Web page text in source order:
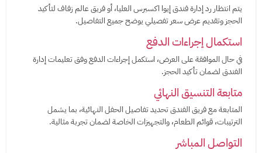
يتم انتظار رد إدارة فندق إيوا اكسبرس العليا، أو فريق عالم زفاف لتأكيد
الحجز وتقديم عرض سعر تفصيلي يوضح جميع التفاصيل.
استكمال إجراءات الدفع
في حال الموافقة على العرض، استكمل إجراءات الدفع وفق تعليمات إدارة
الفندق لضمان تأكيد الحجز.
متابعة التنسيق النهائي
المتابعة مع فريق الفندق تحديد تفاصيل الحفل النهائية، بما يشمل
الترتيبات، قوائم الطعام، والتجهيزات الخاصة لضمان تجربة مثالية.
التواصل المباشر